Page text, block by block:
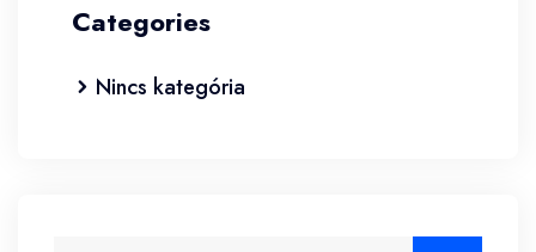
Categories
Nincs kategória